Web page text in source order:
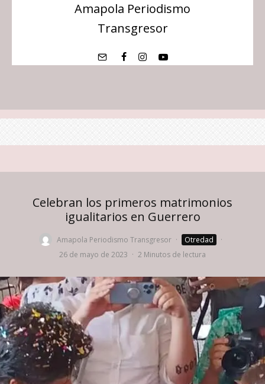
Amapola Periodismo
Transgresor
Celebran los primeros matrimonios
igualitarios en Guerrero
Amapola Periodismo Transgresor · Otredad
·
26 de mayo de 2023 · 2 Minutos de lectura